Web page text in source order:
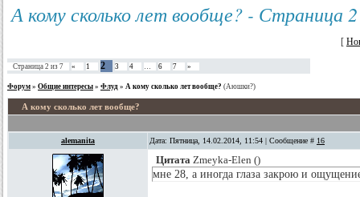
А кому сколько лет вообще? - Страница
[
Страница 2 из 7 « 1 2 3 4 … 6 7 »
Форум » Общие интересы » Флуд » А кому сколько лет вообще? (Аюшки?)
А кому сколько лет вообще?
alemanita Дата: Пятница, 14.02.2014, 11:54 | Сообщение # 16
Цитата Zmeyka-Elen ()
мне 28, а иногда глаза закрою и